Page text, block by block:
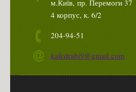
м.Київ, пр. Перемоги 37
4 корпус, к. 6/2
204-94-51
kafedrabi9@gmail.com